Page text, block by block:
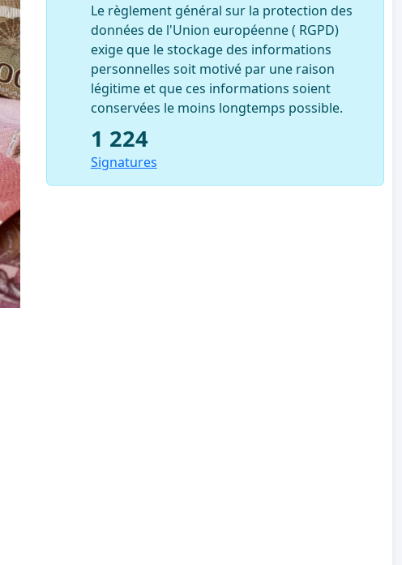
Le règlement général sur la protection des
données de l'Union européenne ( RGPD)
exige que le stockage des informations
personnelles soit motivé par une raison
légitime et que ces informations soient
conservées le moins longtemps possible.
1 224
Signatures